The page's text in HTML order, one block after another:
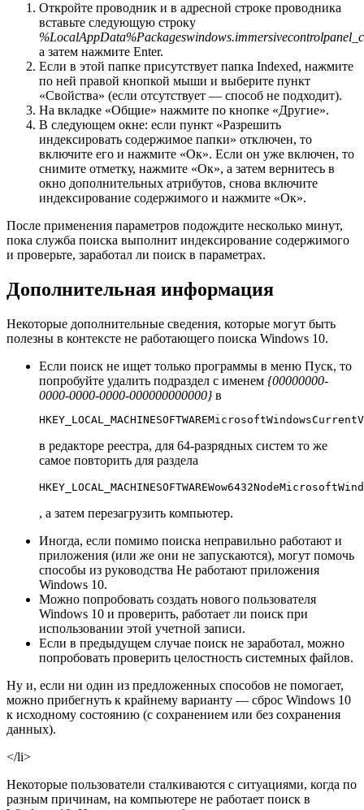
Откройте проводник и в адресной строке проводника
вставьте следующую строку
а затем нажмите Enter.
Если в этой папке присутствует папка Indexed, нажмите
по ней правой кнопкой мыши и выберите пункт
«Свойства» (если отсутствует — способ не подходит).
На вкладке «Общие» нажмите по кнопке «Другие».
В следующем окне: если пункт «Разрешить
индексировать содержимое папки» отключен, то
включите его и нажмите «Ок». Если он уже включен, то
снимите отметку, нажмите «Ок», а затем вернитесь в
окно дополнительных атрибутов, снова включите
индексирование содержимого и нажмите «Ок».
После применения параметров подождите несколько минут,
пока служба поиска выполнит индексирование содержимого
и проверьте, заработал ли поиск в параметрах.
Дополнительная информация
Некоторые дополнительные сведения, которые могут быть
полезны в контексте не работающего поиска Windows 10.
Если поиск не ищет только программы в меню Пуск, то
попробуйте удалить подраздел с именем {00000000-
0000-0000-0000-000000000000}в
в редакторе реестра, для 64-разрядных систем то же
самое повторить для раздела
, а затем перезагрузить компьютер.
Иногда, если помимо поиска неправильно работают и
приложения (или же они не запускаются), могут помочь
способы из руководства Не работают приложения
Windows 10.
Можно попробовать создать нового пользователя
Windows 10 и проверить, работает ли поиск при
использовании этой учетной записи.
Если в предыдущем случае поиск не заработал, можно
попробовать проверить целостность системных файлов.
Ну и, если ни один из предложенных способов не помогает,
можно прибегнуть к крайнему варианту — сброс Windows 10
к исходному состоянию (с сохранением или без сохранения
данных).
</li>
Некоторые пользователи сталкиваются с ситуациями, когда по
разным причинам, на компьютере не работает поиск в